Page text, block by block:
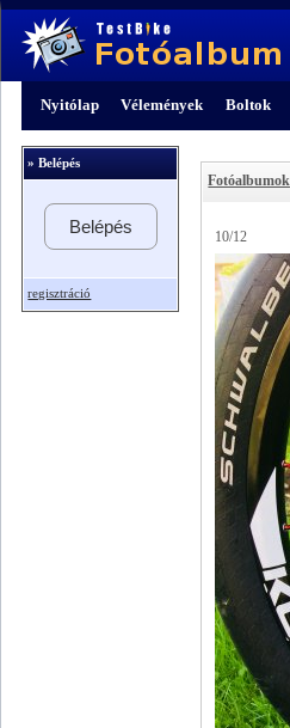
Nyitólap Vélemények Boltok
» Belépés
Belépés
regisztráció
Fotóalbumok
10/12